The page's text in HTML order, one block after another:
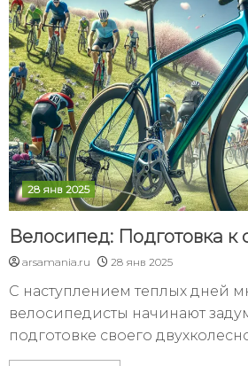
28 янв 2025
Велосипед: Подготовка к
arsamania.ru 28 янв 2025
С наступлением теплых дней
велосипедисты начинают
подготовке своего